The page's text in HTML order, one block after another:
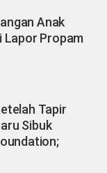
Anak
Lapor Propam
Tapir
Sibuk
Konsesi